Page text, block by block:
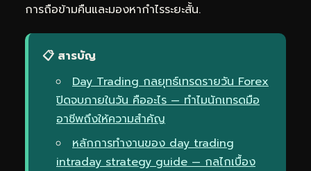
การถือข้ามคืนและมองหากำไรระยะสั้น.
📋 สารบัญ
Day Trading กลยุทธ์เทรดรายวัน Forex
ปิดจบภายในวัน คืออะไร — ทำไมนักเทรดมือ
อาชีพถึงให้ความสำคัญ
หลักการทำงานของ day trading
intraday strategy guide — กลไกเบื้อง